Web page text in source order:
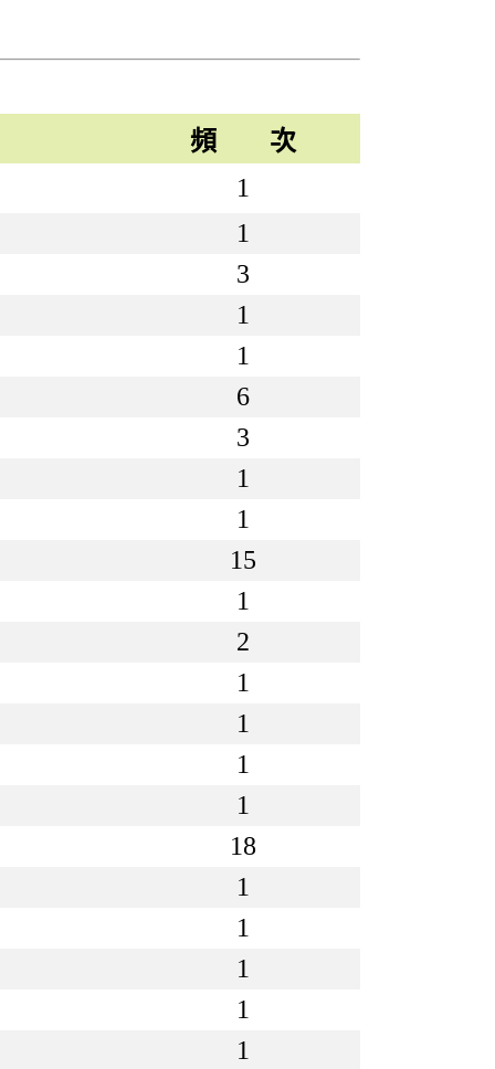
頻 次
1
1
3
1
1
6
3
1
1
15
1
2
1
1
1
1
18
1
1
1
1
1